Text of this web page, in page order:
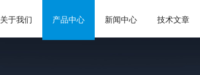
关于我们 产品中心 新闻中心 技术文章